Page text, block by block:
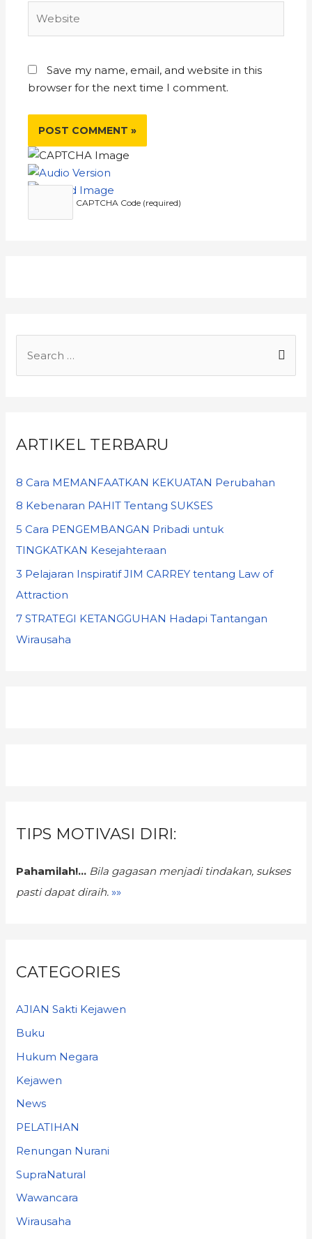
Save my name, email, and website in this
browser for the next time I comment.
CAPTCHA Code (required)
ARTIKEL TERBARU
8 Cara MEMANFAATKAN KEKUATAN Perubahan
8 Kebenaran PAHIT Tentang SUKSES
5 Cara PENGEMBANGAN Pribadi untuk
TINGKATKAN Kesejahteraan
3 Pelajaran Inspiratif JIM CARREY tentang Law of
Attraction
7 STRATEGI KETANGGUHAN Hadapi Tantangan
Wirausaha
TIPS MOTIVASI DIRI:
Pahamilah!... Bila gagasan menjadi tindakan, sukses
pasti dapat diraih. »»
CATEGORIES
AJIAN Sakti Kejawen
Buku
Hukum Negara
Kejawen
News
PELATIHAN
Renungan Nurani
SupraNatural
Wawancara
Wirausaha